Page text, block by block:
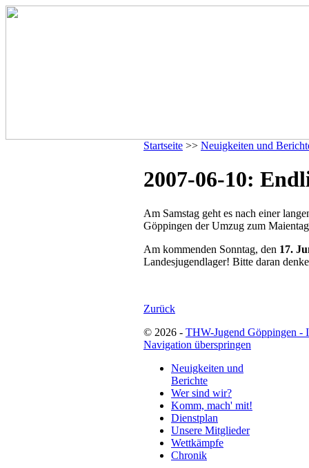
Startseite >> Neuigkeiten und
2007-06-10:
Am Samstag geht es nach einer
Göppingen der Umzug zum
Am kommenden Sonntag, den 17.
Landesjugendlager! Bitte daran
Zurück
© 2026 - THW-Jugend Göppingen -
Navigation überspringen
Neuigkeiten und
Berichte
Wer sind wir?
Komm, mach' mit!
Dienstplan
Unsere Mitglieder
Wettkämpfe
Chronik